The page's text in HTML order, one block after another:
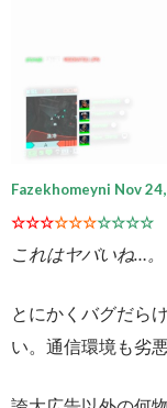
Fazekhomeyni Nov
☆☆☆☆☆☆☆☆☆☆
これはヤバいね…。
とにかくバグだら
い。通信環境も劣